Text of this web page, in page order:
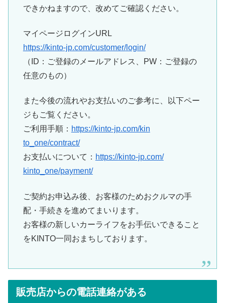
できかねますので、改めてご確認ください。
マイページログインURL
https://kinto-jp.com/customer/login/
（ID：ご登録のメールアドレス、PW：ご登録の
任意のもの）
また今後の流れやお支払いのご参考に、以下ペー
ジもご覧ください。
ご利用手順： https://kinto-jp.com/kin
to_one/contract/
お支払いについて： https://kinto-jp.com/
kinto_one/payment/
ご契約お申込み後、お客様のためおクルマの手
配・手続きを進めて まいります。
お客様の新しいカーライフをお手伝いできること
をKINTO一同 おまちしております。
販売店からの電話連絡がある